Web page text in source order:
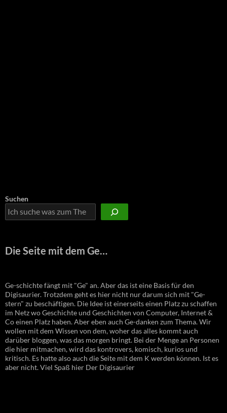
Suchen
Die Seite mit dem Ge…
Ge-schichte fängt mit "Ge" an. Aber das ist eine Basis für den
Digisaurier. Trotzdem geht es hier nicht nur darum sich mit "Ge-
stern" zu beschäftigen. Die Idee ist einerseits einen Platz zu schaffen
im Netz wo Geschichte und Geschichten von Computer, Internet &
Co einen Platz haben. Aber eben auch Ge-danken zum Thema. Wir
wollen mit dem Wissen von dem, woher das alles kommt auch
darüber bloggen, was das morgen bringt. Bei der Menge an Personen
die hier mitmachen, wird das kontrovers, komisch, kurios und
kritisch. Es hatte also auch die Seite mit dem K werden können. Ist es
aber nicht. Viel Spaß hier Der Digisaurier